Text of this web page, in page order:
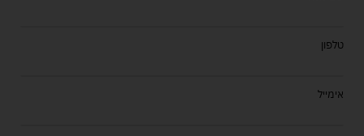
טלפון
אימייל